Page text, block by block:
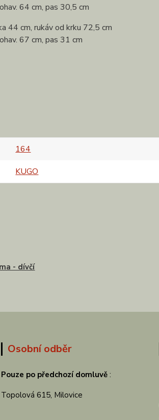
64 cm, pas 30,5 cm
cm, rukáv od krku 72,5 cm
67 cm, pas 31 cm
164
KUGO
- dívčí
Osobní odběr
Pouze po předchozí domluvě :
Topolová 615, Milovice